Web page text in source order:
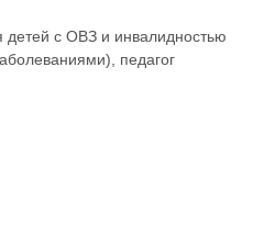
детей с ОВЗ и инвалидностью
педагог